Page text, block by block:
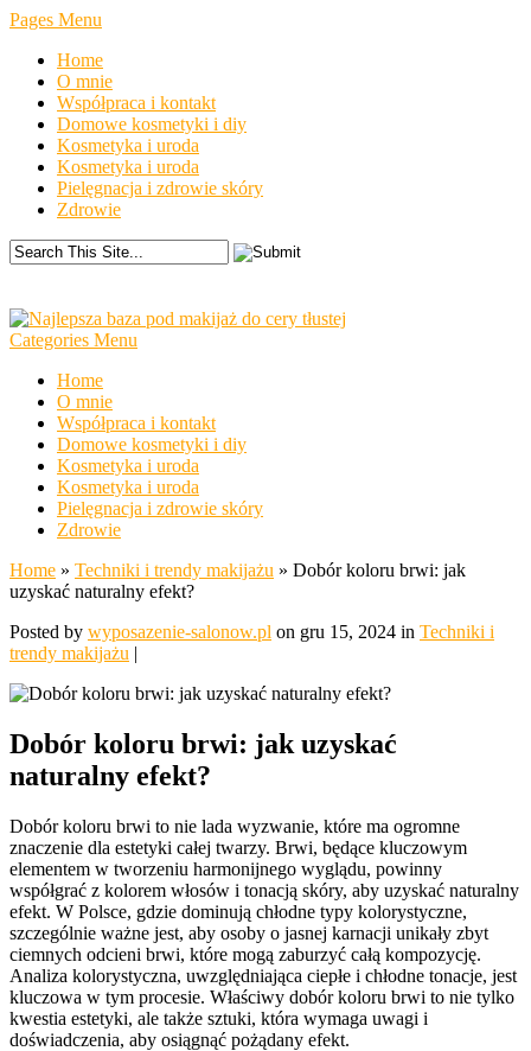
Pages Menu
Home
O mnie
Współpraca i kontakt
Domowe kosmetyki i diy
Kosmetyka i uroda
Kosmetyka i uroda
Pielęgnacja i zdrowie skóry
Zdrowie
Categories Menu
Home
O mnie
Współpraca i kontakt
Domowe kosmetyki i diy
Kosmetyka i uroda
Kosmetyka i uroda
Pielęgnacja i zdrowie skóry
Zdrowie
Home » Techniki i trendy makijażu » Dobór koloru brwi: jak
uzyskać naturalny efekt?
Posted by wyposazenie-salonow.pl on gru 15, 2024 in Techniki i
trendy makijażu |
Dobór koloru brwi: jak uzyskać
naturalny efekt?
Dobór koloru brwi to nie lada wyzwanie, które ma ogromne
znaczenie dla estetyki całej twarzy. Brwi, będące kluczowym
elementem w tworzeniu harmonijnego wyglądu, powinny
współgrać z kolorem włosów i tonacją skóry, aby uzyskać naturalny
efekt. W Polsce, gdzie dominują chłodne typy kolorystyczne,
szczególnie ważne jest, aby osoby o jasnej karnacji unikały zbyt
ciemnych odcieni brwi, które mogą zaburzyć całą kompozycję.
Analiza kolorystyczna, uwzględniająca ciepłe i chłodne tonacje, jest
kluczowa w tym procesie. Właściwy dobór koloru brwi to nie tylko
kwestia estetyki, ale także sztuki, która wymaga uwagi i
doświadczenia, aby osiągnąć pożądany efekt.